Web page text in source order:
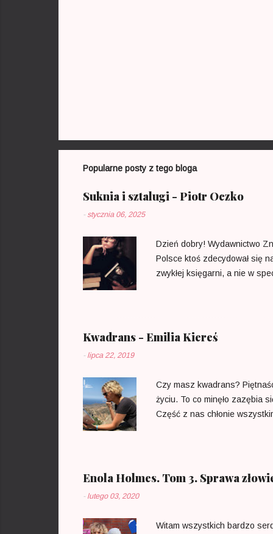
Popularne posty z tego bloga
Suknia i sztalugi - Piotr Oczko
- stycznia 06, 2025
Dzień dobry! Wydawnictwo
Polsce ktoś zdecydował się
zwykłej księgarni, a nie w
mógłby to czynić bez
czułością, przekładając
Kwadrans - Emilia Kiereś
- lipca 22, 2019
Czy masz kwadrans?
życiu. To co minęło zazębia
Część z nas chłonie
każdy człowiek ma swój
trzeba zaufać. Ktoś czuwa
Enola Holmes. Tom 3. Sprawa
- lutego 03, 2020
Witam wszystkich bardzo